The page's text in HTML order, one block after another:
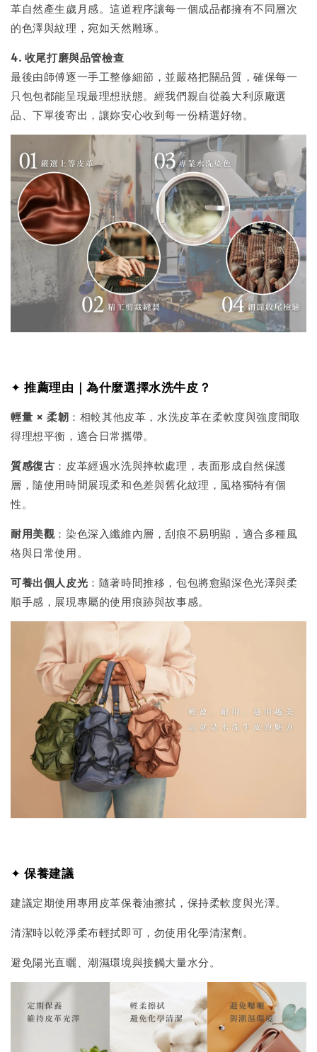
革自然產生歲月感。這道程序讓每一個成品都擁有不同層次
的色澤與紋理，宛如天然雕琢。
4. 收尾打磨與品管檢查
最後由師傅逐一手工整修細節，並嚴格把關品質，確保每一
只包包都能呈現最理想狀態。經我們親自從義大利原廠選
品、下單後寄出，讓妳安心收到每一份精選好物。
✦ 推薦理由｜為什麼選擇水洗牛皮？
輕量 × 柔韌 ：相較其他皮革，水洗皮革在柔軟度與強度間取
得理想平衡，適合日常攜帶。
質感復古 ：皮革經過水洗與摔軟處理，表面形成自然保護
層，隨使用時間展現柔和色差與舊化紋理，風格獨特有個
性。
耐用美觀：染色深入纖維內層，刮痕不易明顯，適合多種風
格與日常使用。
可養出個人皮光 ：隨著時間推移，包包將愈顯深色光澤與柔
順手感，展現專屬的使用痕跡與故事感。
✦ 保養建議
建議定期使用專用皮革保養油擦拭，保持柔軟度與光澤。
清潔時以乾淨柔布輕拭即可，勿使用化學清潔劑。
避免陽光直曬、潮濕環境與接觸大量水分。